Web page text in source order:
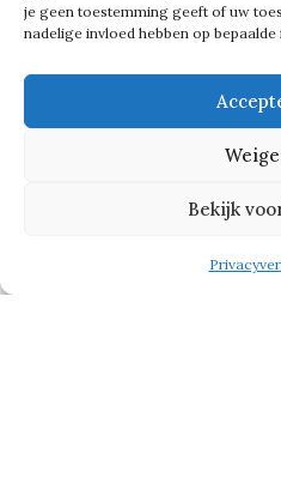
je geen toestemming geeft of uw
nadelige invloed hebben op
Bekijk